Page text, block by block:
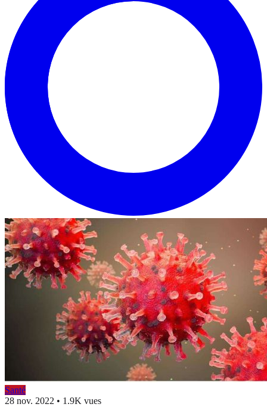
Santé
28 nov. 2022 • 1.9K vues